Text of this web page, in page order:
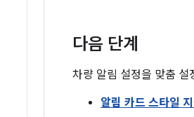
다음 단계
차량 알림 설정을 맞춤 설
알림 카드 스타일